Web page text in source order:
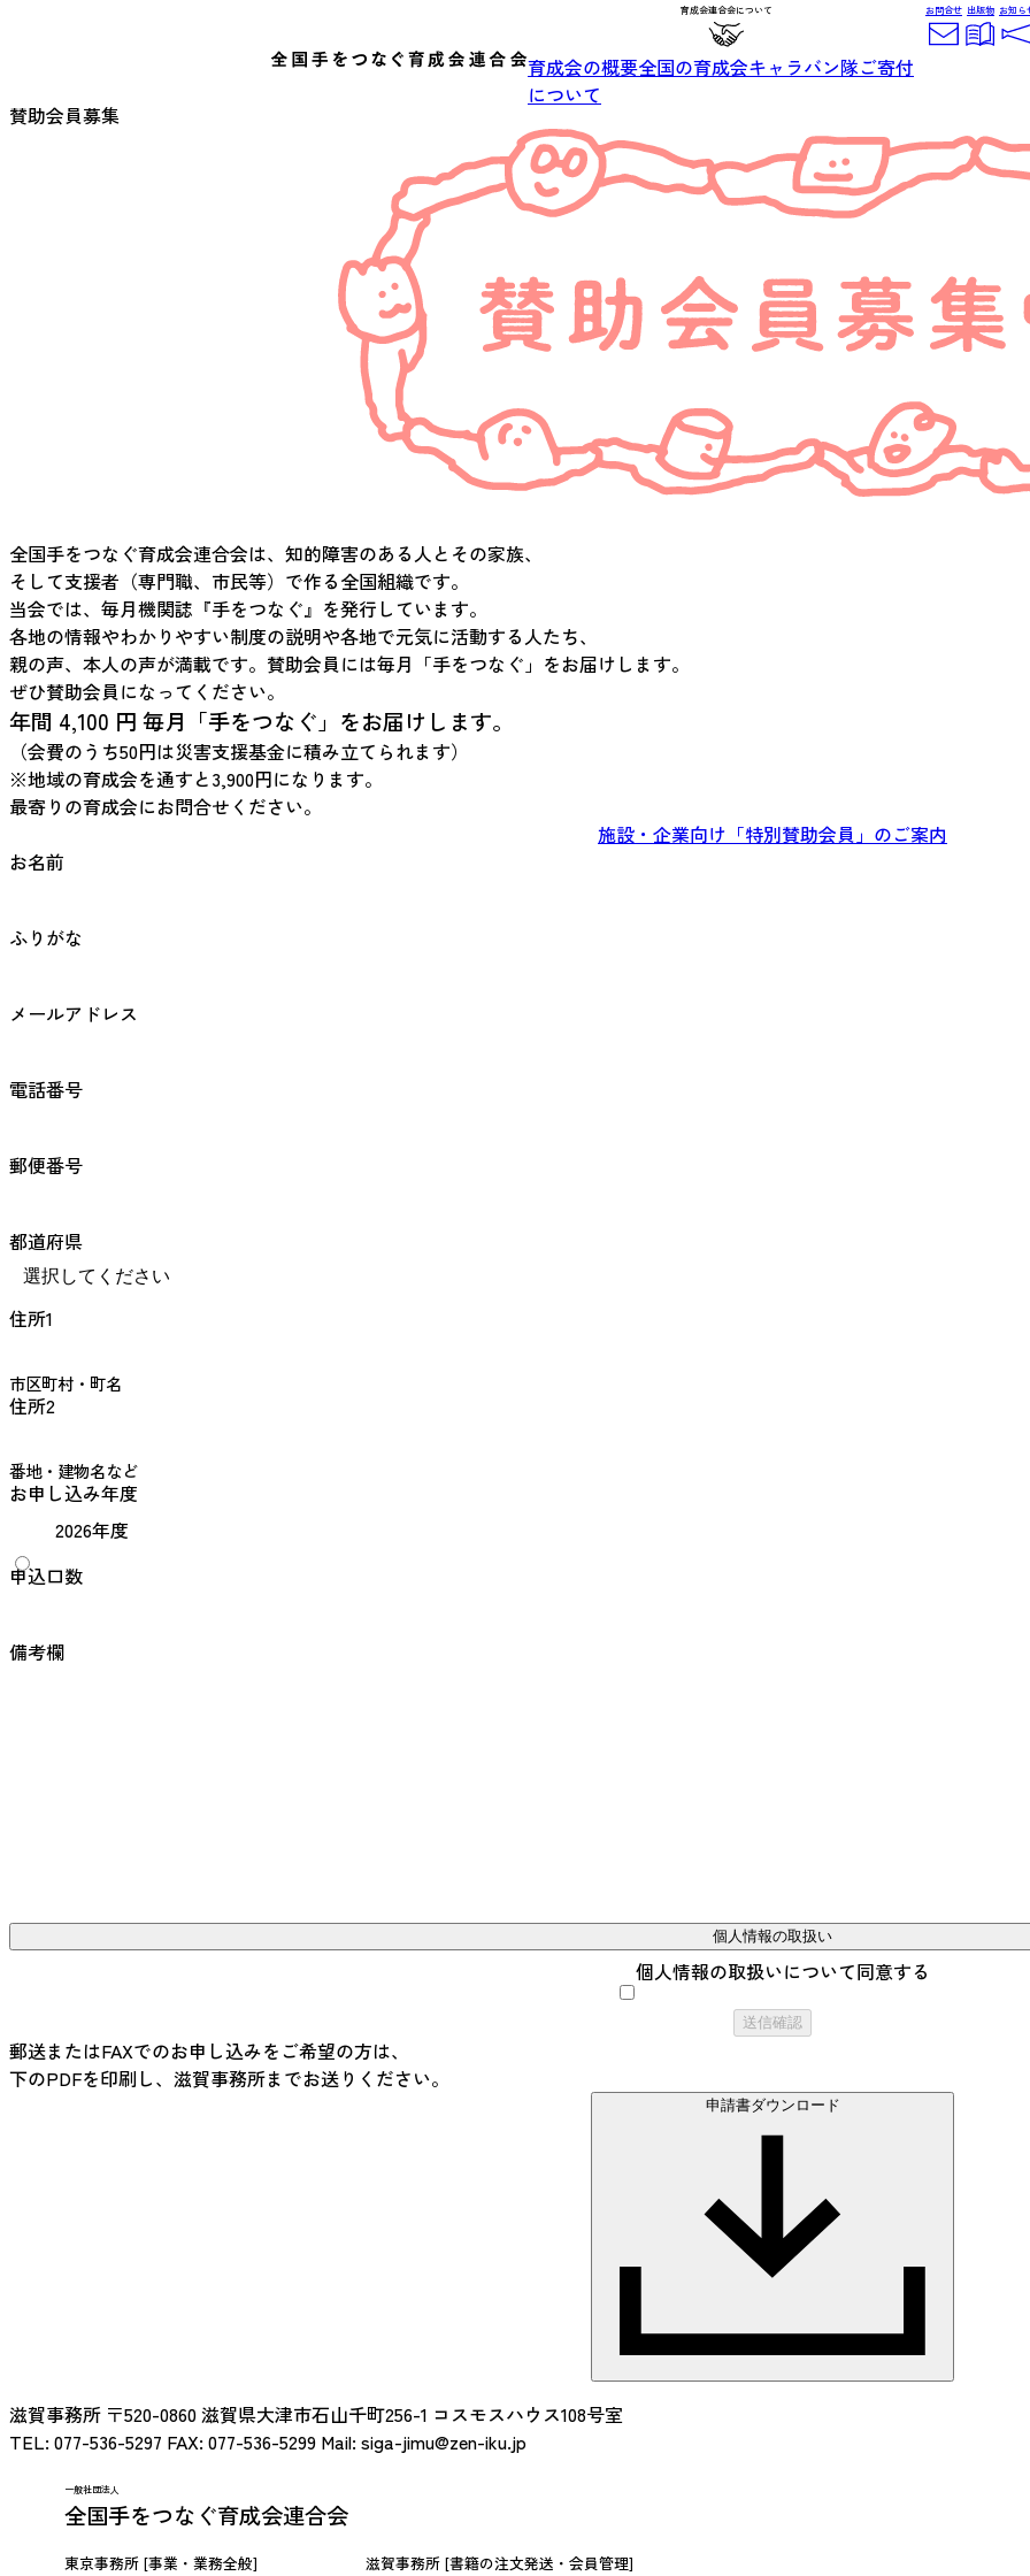
育成会連合会について
育成会の概要全国の育成会キャラバン隊ご寄付
について
お問合せ 出版物 お知ら
賛助会員募集
全国手をつなぐ育成会連合会は、知的障害のある人とその家族、
そして支援者（専門職、市民等）で作る全国組織です。
当会では、毎月機関誌『手をつなぐ』を発行しています。
各地の情報やわかりやすい制度の説明や各地で元気に活動する人たち、
親の声、本人の声が満載です。賛助会員には毎月「手をつなぐ」をお届けします。
ぜひ賛助会員になってください。
年間 4,100 円 毎月「手をつなぐ」をお届けします。
（会費のうち50円は災害支援基金に積み立てられます）
※地域の育成会を通すと3,900円になります。
最寄りの育成会にお問合せください。
施設・企業向け「特別賛助会員」のご案内
お名前
ふりがな
メールアドレス
電話番号
郵便番号
都道府県
住所1
市区町村・町名
住所2
番地・建物名など
お申し込み年度
2026年度
申込口数
備考欄
個人情報の取扱い
個人情報の取扱いについて同意する
送信確認
郵送またはFAXでのお申し込みをご希望の方は、
下のPDFを印刷し、 滋賀事務所までお送りください。
申請書ダウンロード
滋賀事務所 〒520-0860滋賀県大津市石山千町256-1 コスモスハウス108号室
TEL: 077-536-5297 FAX: 077-536-5299 Mail: siga-jimu@zen-iku.jp
一般社団法人
全国手をつなぐ育成会連合会
東京事務所 [事業・業務全般] 滋賀事務所 [書籍の注文発送・会員管理]